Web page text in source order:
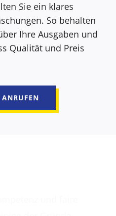
Sie ein klares
So behalten
Ihre Ausgaben und
Qualität und Preis
ANRUFEN